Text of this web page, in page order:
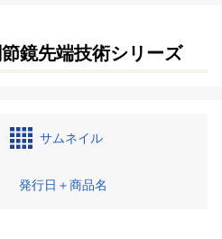
鏡先端技術シリーズ
サムネイル
発行日＋商品名